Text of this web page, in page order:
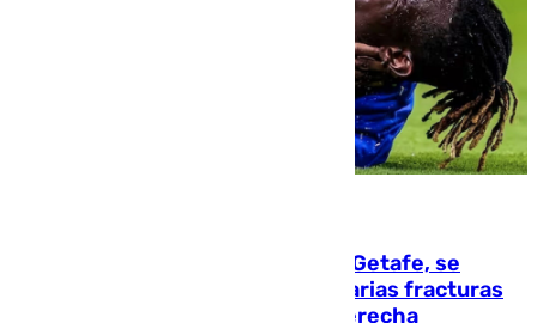
Christantus Uche, delantero del Getafe, se
perderá toda la temporada por varias fracturas
en los ligamentos de su rodilla derecha